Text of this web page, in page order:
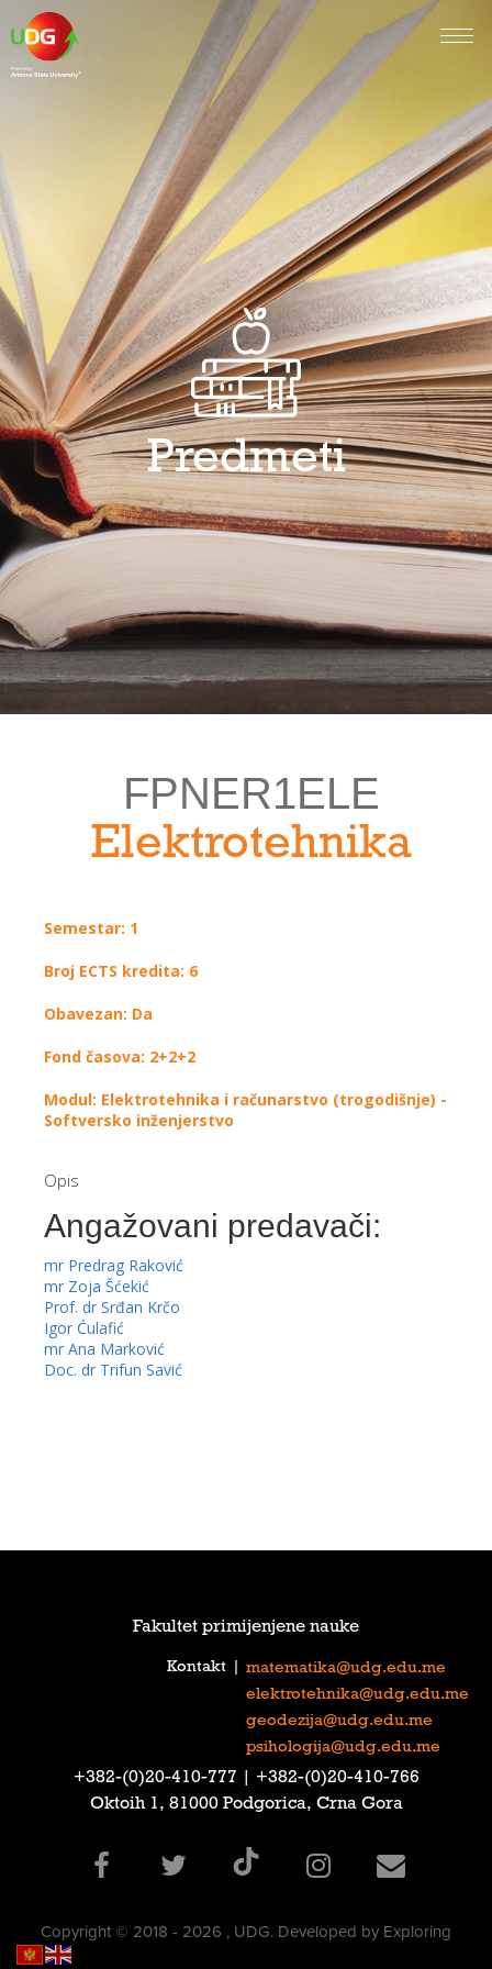
Predmeti
FPNER1ELE
Elektrotehnika
Semestar: 1
Broj ECTS kredita: 6
Obavezan: Da
Fond časova: 2+2+2
Modul: Elektrotehnika i računarstvo (trogodišnje) -
Softversko inženjerstvo
Opis
Angažovani predavači:
mr Predrag Raković
mr Zoja Šćekić
Prof. dr Srđan Krčo
Igor Ćulafić
mr Ana Marković
Doc. dr Trifun Savić
Fakultet primijenjene nauke
Kontakt
matematika@udg.edu.me
elektrotehnika@udg.edu.me
geodezija@udg.edu.me
psihologija@udg.edu.me
‎+382-(0)20-410-777‎ | ‎+382-(0)20-410-766‎
Oktoih 1, 81000 Podgorica, Crna Gora
Copyright © 2018 - 2026 , UDG. Developed by Exploring